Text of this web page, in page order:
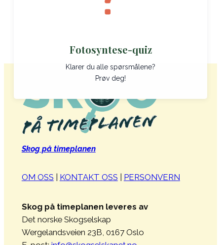
Fotosyntese-quiz
Klarer du alle spørsmålene?
Prøv deg!
Skog på timeplanen
OM OSS KONTAKT OSS PERSONVERN
Skog på timeplanen leveres av
Det norske Skogselskap
Wergelandsveien 23B, 0167 Oslo